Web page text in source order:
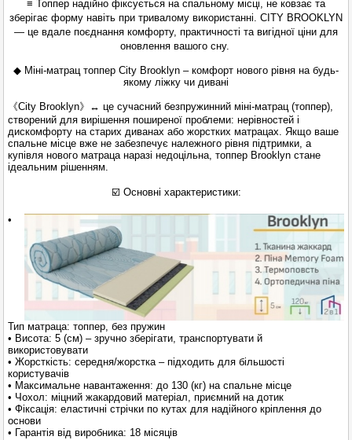
≡ Топпер надійно фіксується на спальному місці, не ковзає та
зберігає форму навіть при тривалому використанні. CITY BROOKLYN
— це вдале поєднання комфорту, практичності та вигідної ціни для
оновлення вашого сну.
◆ Міні-матрац топпер City Brooklyn – комфорт нового рівня на будь-
якому ліжку чи дивані
《City Brooklyn》↔ це сучасний безпружинний міні-матрац (топпер),
створений для вирішення поширеної проблеми: нерівностей і
дискомфорту на старих диванах або жорстких матрацах. Якщо ваше
спальне місце вже не забезпечує належного рівня підтримки, а
купівля нового матраца наразі недоцільна, топпер Brooklyn стане
ідеальним рішенням.
☑️ Основні характеристики:
•
Тип матраца: топпер, без пружин
• Висота: 5 (см) – зручно зберігати, транспортувати й
використовувати
• Жорсткість: середня/жорстка – підходить для більшості
користувачів
• Максимальне навантаження: до 130 (кг) на спальне місце
• Чохол: міцний жакардовий матеріал, приємний на дотик
• Фіксація: еластичні стрічки по кутах для надійного кріплення до
основи
• Гарантія від виробника: 18 місяців